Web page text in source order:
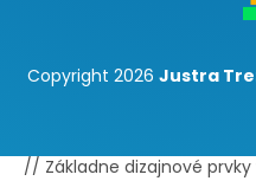
Copyright 2026 Justra
// Základne dizajnové prvky